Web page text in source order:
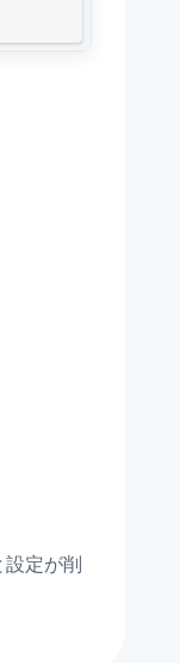
定が削